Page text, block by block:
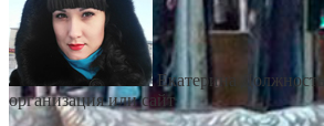
Екатерина
организация или сайт